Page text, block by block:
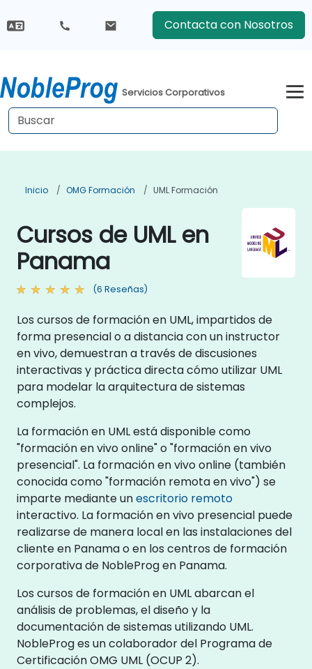
Contacta con Nosotros
Servicios Corporativos
Inicio OMG Formación UML Formación
Cursos de UML en
Panama
(6 Reseñas)
Los cursos de formación en UML, impartidos de
forma presencial o a distancia con un instructor
en vivo, demuestran a través de discusiones
interactivas y práctica directa cómo utilizar UML
para modelar la arquitectura de sistemas
complejos.
La formación en UML está disponible como
"formación en vivo online" o "formación en vivo
presencial". La formación en vivo online (también
conocida como "formación remota en vivo") se
imparte mediante unescritorio remoto
interactivo. La formación en vivo presencial puede
realizarse de manera local en las instalaciones del
cliente en Panama o en los centros de formación
corporativa de NobleProg en Panama.
Los cursos de formación en UML abarcan el
análisis de problemas, el diseño y la
documentación de sistemas utilizando UML.
NobleProg es un colaborador del Programa de
Certificación OMG UML (OCUP 2).